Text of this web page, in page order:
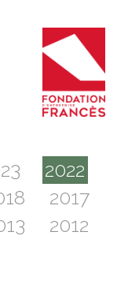
2022
2017
2012